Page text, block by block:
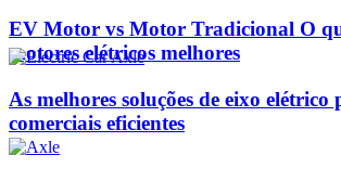
EV Motor vs Motor Tradicional O
motores elétricos melhores
As melhores soluções de eixo elétrico
comerciais eficientes